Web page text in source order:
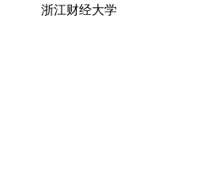
浙江财经大学